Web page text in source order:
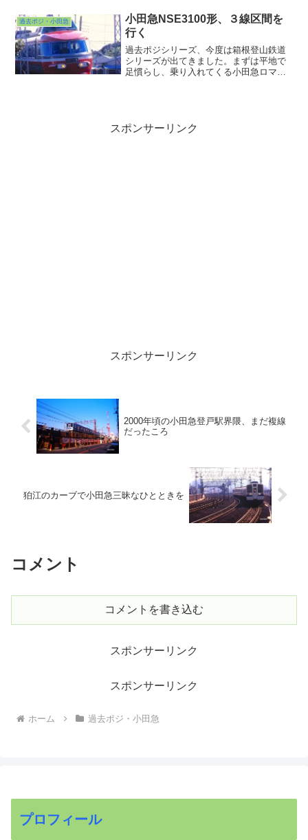
に住んでました）江ノ島...
過去ポジ・小田急
小田急NSE3100形、３線区間を
行く
過去ポジシリーズ、今度は箱根登山鉄道
シリーズが出てきました。まずは平地で
足慣らし、乗り入れてくる小田急ロマン
行く時確認しますかねぇ・・・♪
スポンサーリンク
スポンサーリンク
2000年頃の小田急登戸駅界隈、まだ複線
だったころ
狛江のカーブで小田急三昧なひとときを
コメント
コメントを書き込む
スポンサーリンク
スポンサーリンク
ホーム 過去ポジ・小田急
プロフィール